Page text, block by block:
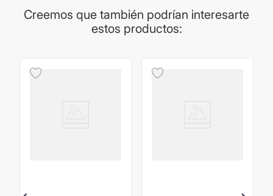
Creemos que también podrían interesarte
estos productos: